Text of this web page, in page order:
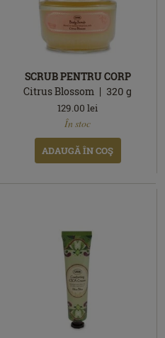
SCRUB PENTRU CORP
Citrus Blossom
320g
129.00 lei
În stoc
ADAUGĂ ÎN COŞ